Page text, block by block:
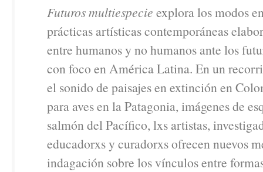
Futuros multiespecie explora los modos
prácticas artísticas contemporáneas
entre humanos y no humanos ante los
con foco en América Latina. En un
el sonido de paisajes en extinción en
para aves en la Patagonia, imágenes de
salmón del Pacífico, lxs artistas,
educadorxs y curadorxs ofrecen nuevos
indagación sobre los vínculos entre